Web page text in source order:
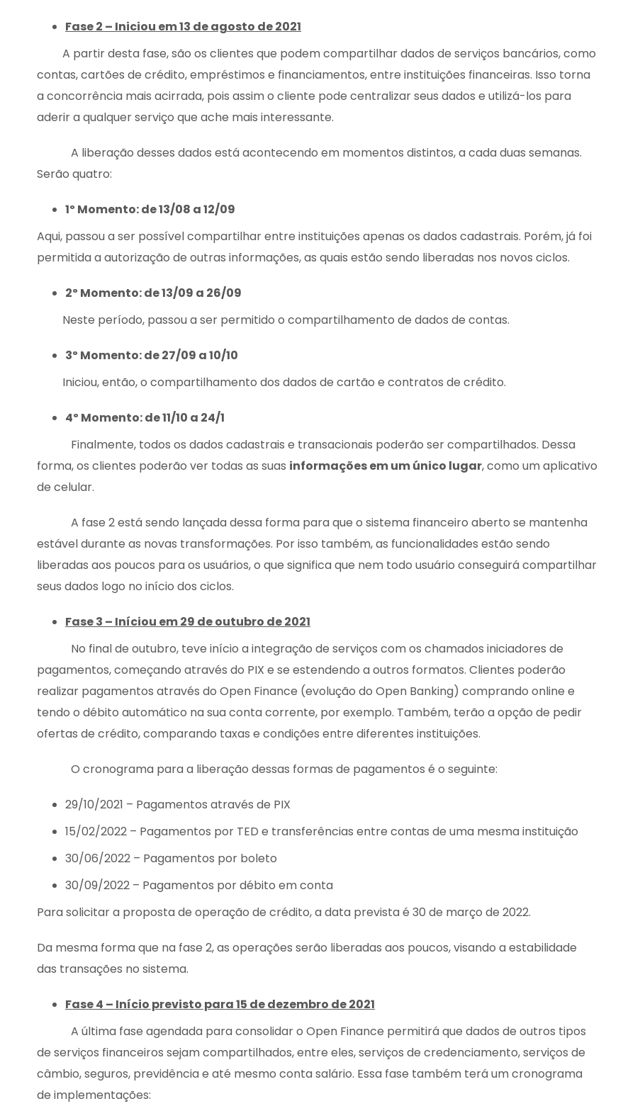
Fase 2 – Iniciou em 13 de agosto de 2021
A partir desta fase, são os clientes que podem compartilhar dados de serviços bancários, como
contas, cartões de crédito, empréstimos e financiamentos, entre instituições financeiras. Isso torna
a concorrência mais acirrada, pois assim o cliente pode centralizar seus dados e utilizá-los para
aderir a qualquer serviço que ache mais interessante.
A liberação desses dados está acontecendo em momentos distintos, a cada duas semanas.
Serão quatro:
1º Momento: de 13/08 a 12/09
Aqui, passou a ser possível compartilhar entre instituições apenas os dados cadastrais. Porém, já foi
permitida a autorização de outras informações, as quais estão sendo liberadas nos novos ciclos.
2º Momento: de 13/09 a 26/09
Neste período, passou a ser permitido o compartilhamento de dados de contas.
3º Momento: de 27/09 a 10/10
Iniciou, então, o compartilhamento dos dados de cartão e contratos de crédito.
4º Momento: de 11/10 a 24/1
Finalmente, todos os dados cadastrais e transacionais poderão ser compartilhados. Dessa
forma, os clientes poderão ver todas as suas informações em um único lugar, como um aplicativo
de celular.
A fase 2 está sendo lançada dessa forma para que o sistema financeiro aberto se mantenha
estável durante as novas transformações. Por isso também, as funcionalidades estão sendo
liberadas aos poucos para os usuários, o que significa que nem todo usuário conseguirá compartilhar
seus dados logo no início dos ciclos.
Fase 3 – Iníciou em 29 de outubro de 2021
No final de outubro, teve início a integração de serviços com os chamados iniciadores de
pagamentos, começando através do PIX e se estendendo a outros formatos. Clientes poderão
realizar pagamentos através do Open Finance (evolução do Open Banking) comprando online e
tendo o débito automático na sua conta corrente, por exemplo. Também, terão a opção de pedir
ofertas de crédito, comparando taxas e condições entre diferentes instituições.
O cronograma para a liberação dessas formas de pagamentos é o seguinte:
29/10/2021 – Pagamentos através de PIX
15/02/2022 – Pagamentos por TED e transferências entre contas de uma mesma instituição
30/06/2022 – Pagamentos por boleto
30/09/2022 – Pagamentos por débito em conta
Para solicitar a proposta de operação de crédito, a data prevista é 30 de março de 2022.
Da mesma forma que na fase 2, as operações serão liberadas aos poucos, visando a estabilidade
das transações no sistema.
Fase 4 – Início previsto para 15 de dezembro de 2021
A última fase agendada para consolidar o Open Finance permitirá que dados de outros tipos
de serviços financeiros sejam compartilhados, entre eles, serviços de credenciamento, serviços de
câmbio, seguros, previdência e até mesmo conta salário. Essa fase também terá um cronograma
de implementações: